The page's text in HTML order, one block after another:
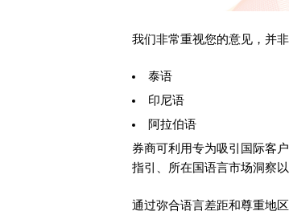
我们非常重视您的意见，并
泰语
印尼语
阿拉伯语
券商可利用专为吸引国际客
指引、所在国语言市场洞察
通过弥合语言差距和尊重地